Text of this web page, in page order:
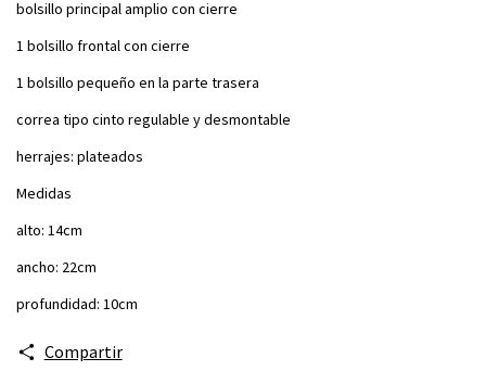
bolsillo principal amplio con cierre
1 bolsillo frontal con cierre
1 bolsillo pequeño en la parte trasera
correa tipo cinto regulable y desmontable
herrajes: plateados
Medidas
alto: 14cm
ancho: 22cm
profundidad: 10cm
Compartir